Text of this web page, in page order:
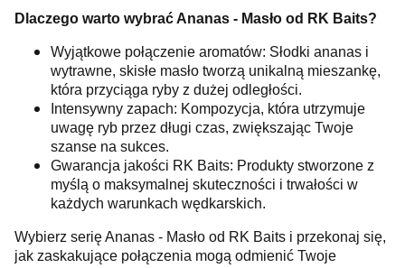
Dlaczego warto wybrać Ananas - Masło od RK Baits?
Wyjątkowe połączenie aromatów: Słodki ananas i
wytrawne, skisłe masło tworzą unikalną mieszankę,
która przyciąga ryby z dużej odległości.
Intensywny zapach: Kompozycja, która utrzymuje
uwagę ryb przez długi czas, zwiększając Twoje
szanse na sukces.
Gwarancja jakości RK Baits: Produkty stworzone z
myślą o maksymalnej skuteczności i trwałości w
każdych warunkach wędkarskich.
Wybierz serię Ananas - Masło od RK Baits i przekonaj się,
jak zaskakujące połączenia mogą odmienić Twoje